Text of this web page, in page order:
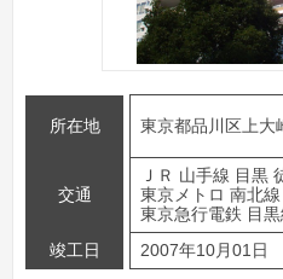
所在地 東京都品川区上大
交通
ＪＲ 山手線 目黒
東京メトロ 南北
東京急行電鉄 目
竣工日
2007年10月01日